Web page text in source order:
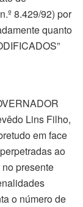
8.429/92) por
quanto
Lins Filho,
em face
ao
presente
o número de